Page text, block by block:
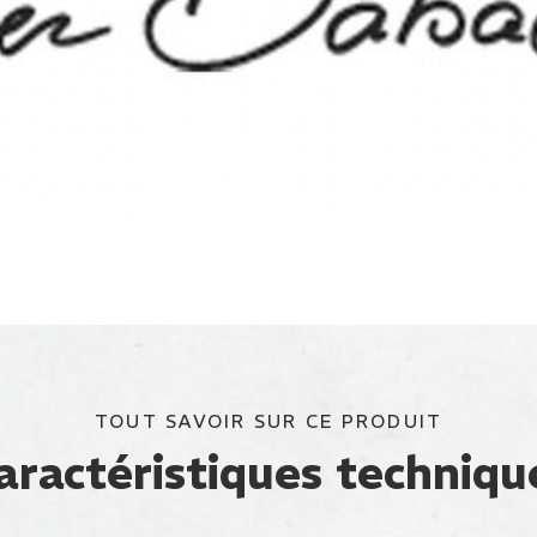
TOUT SAVOIR SUR CE PRODUIT